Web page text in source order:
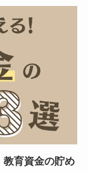
教育資金の貯め